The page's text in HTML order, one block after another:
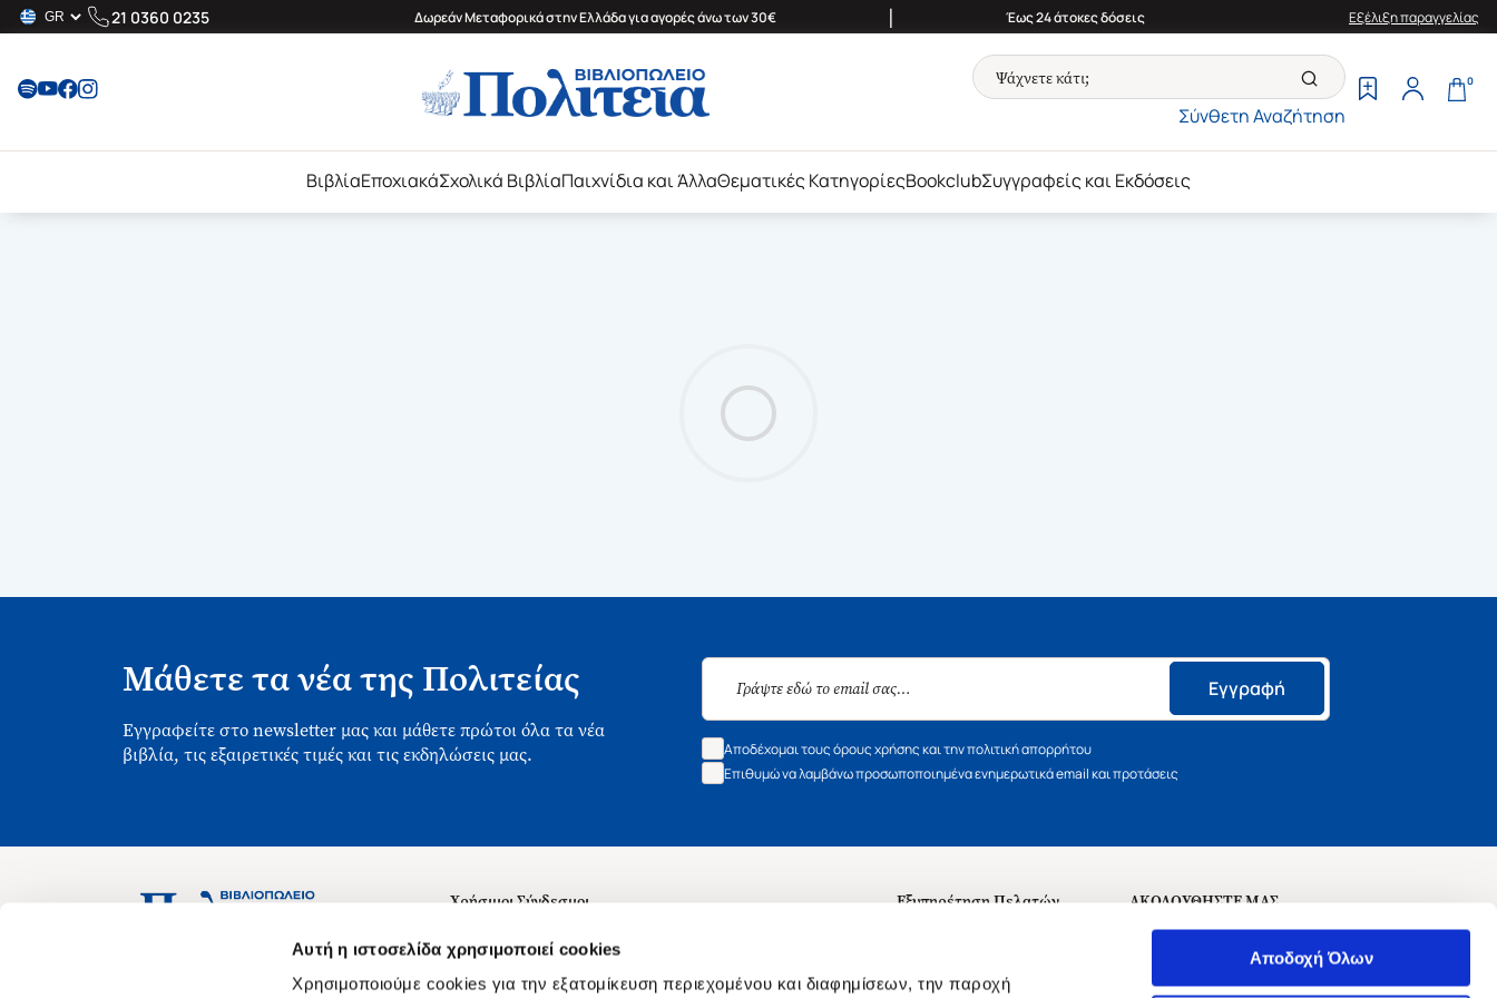
Αυτή η ιστοσελίδα χρησιμοποιεί cookies
Χρησιμοποιούμε cookies για την εξατομίκευση περιεχομένου και διαφημίσεων, την παροχή
Αποδοχή Όλων
21 0360 0235 Δωρεάν Μεταφορικά στην Ελλάδα για αγορές άνω των 30€ | Έως 24 άτοκες δόσεις Εξέλιξη παραγγελίας
Σύνθετη Αναζήτηση
0
ΒιβλίαΕποχιακάΣχολικά ΒιβλίαΠαιχνίδια και ΆλλαΘεματικές ΚατηγορίεςBookclubΣυγγραφείς και Εκδόσεις
Μάθετε τα νέα της Πολιτείας
Εγγραφείτε στο newsletter μας και μάθετε πρώτοι όλα τα νέα
βιβλία, τις εξαιρετικές τιμές και τις εκδηλώσεις μας.
Εγγραφή
Αποδέχομαι τους όρους χρήσης και την πολιτική απορρήτου
Επιθυμώ να λαμβάνω προσωποποιημένα ενημερωτικά email και προτάσεις
Ασκληπιού 1-3, Αθήνα 106 79
Χρήσιμοι Σύνδεσμοι
Σχετικά με εμάς
Θέσεις Εργασίας
Εξυπηρέτηση Πελατών
ΑΚΟΛΟΥΘΗΣΤΕ ΜΑΣ